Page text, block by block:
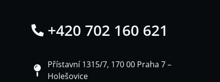
+420 702 160 621
Přístavní 1315/7, 170 00 Praha 7 –
Holešovice